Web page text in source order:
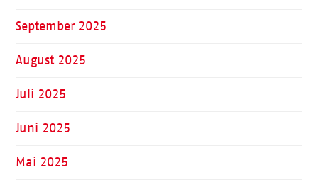
September 2025
August 2025
Juli 2025
Juni 2025
Mai 2025